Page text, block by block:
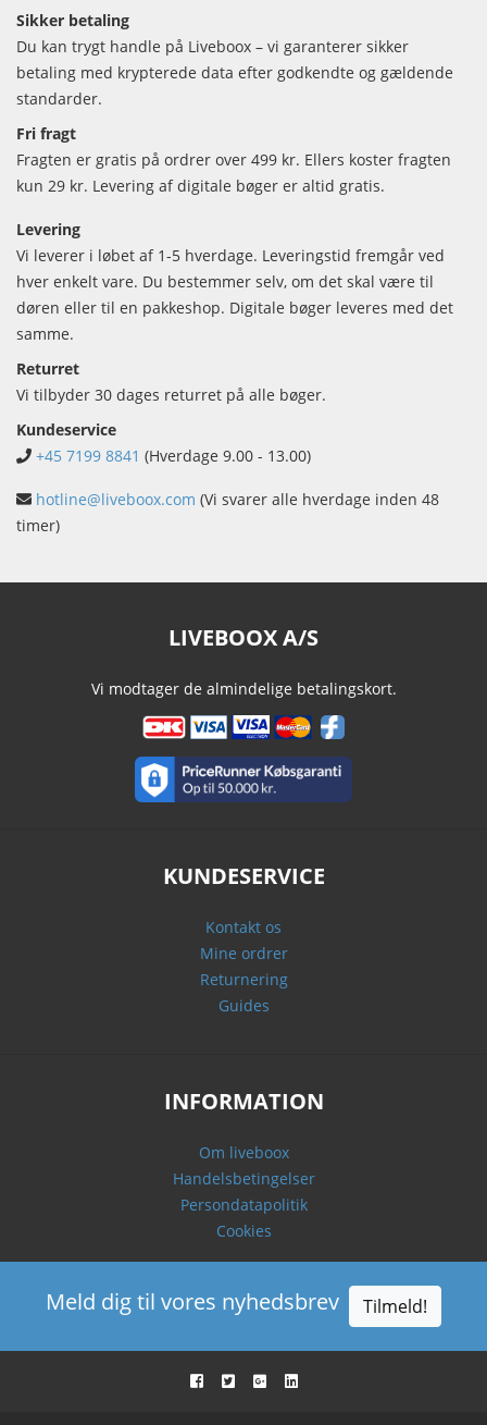
Sikker betaling
Du kan trygt handle på Liveboox – vi garanterer sikker
betaling med krypterede data efter godkendte og gældende
standarder.
Fri fragt
Fragten er gratis på ordrer over 499 kr. Ellers koster fragten
kun 29 kr. Levering af digitale bøger er altid gratis.
Levering
Vi leverer i løbet af 1-5 hverdage. Leveringstid fremgår ved
hver enkelt vare. Du bestemmer selv, om det skal være til
døren eller til en pakkeshop. Digitale bøger leveres med det
samme.
Returret
Vi tilbyder 30 dages returret på alle bøger.
Kundeservice
+45 7199 8841 (Hverdage 9.00 - 13.00)
hotline@liveboox.com (Vi svarer alle hverdage inden 48
timer)
LIVEBOOX A/S
Vi modtager de almindelige betalingskort.
KUNDESERVICE
Kontakt os
Mine ordrer
Returnering
Guides
INFORMATION
Om liveboox
Handelsbetingelser
Persondatapolitik
Cookies
Meld dig til vores nyhedsbrev Tilmeld!